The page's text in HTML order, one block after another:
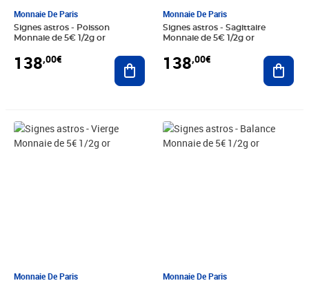
Monnaie De Paris
Signes astros - Poisson
Monnaie de 5€ 1/2g or
138,00€ Ajouter au panier
Monnaie De Paris
Signes astros - Sagittaire
Monnaie de 5€ 1/2g or
138,00€
Monnaie De Paris
Prix 138,00€
Monnaie De Paris
Prix 138,00€